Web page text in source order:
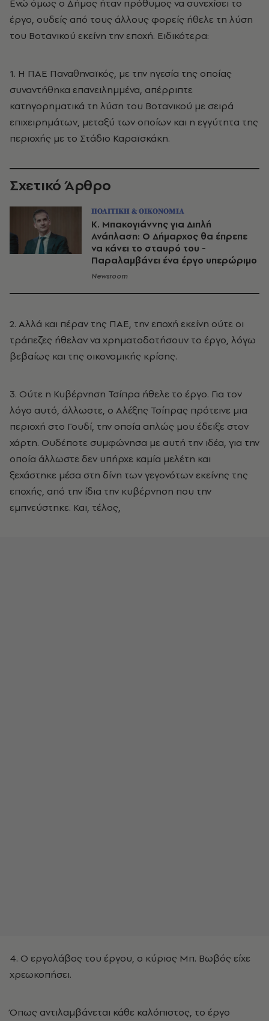
Ενώ όμως ο Δήμος ήταν πρόθυμος να συνεχίσει το
έργο, ουδείς από τους άλλους φορείς ήθελε τη λύση
του Βοτανικού εκείνη την εποχή. Ειδικότερα:
1. Η ΠΑΕ Παναθηναϊκός, με την ηγεσία της οποίας
συναντήθηκα επανειλημμένα, απέρριπτε
κατηγορηματικά τη λύση του Βοτανικού με σειρά
επιχειρημάτων, μεταξύ των οποίων και η εγγύτητα της
περιοχής με το Στάδιο Καραϊσκάκη.
Σχετικό Άρθρο
ΠΟΛΙΤΙΚΗ & ΟΙΚΟΝΟΜΙΑ
Κ. Μπακογιάννης για Διπλή
Ανάπλαση: Ο Δήμαρχος θα έπρεπε
να κάνει το σταυρό του -
Παραλαμβάνει ένα έργο υπερώριμο
Newsroom
2. Αλλά και πέραν της ΠΑΕ, την εποχή εκείνη ούτε οι
τράπεζες ήθελαν να χρηματοδοτήσουν το έργο, λόγω
βεβαίως και της οικονομικής κρίσης.
3. Ούτε η Κυβέρνηση Τσίπρα ήθελε το έργο. Για τον
λόγο αυτό, άλλωστε, ο Αλέξης Τσίπρας πρότεινε μια
περιοχή στο Γουδί, την οποία απλώς μου έδειξε στον
χάρτη. Ουδέποτε συμφώνησα με αυτή την ιδέα, για την
οποία άλλωστε δεν υπήρχε καμία μελέτη και
ξεχάστηκε μέσα στη δίνη των γεγονότων εκείνης της
εποχής, από την ίδια την κυβέρνηση που την
εμπνεύστηκε. Και, τέλος,
4. Ο εργολάβος του έργου, ο κύριος Μπ. Βωβός είχε
χρεωκοπήσει.
Όπως αντιλαμβάνεται κάθε καλόπιστος, το έργο